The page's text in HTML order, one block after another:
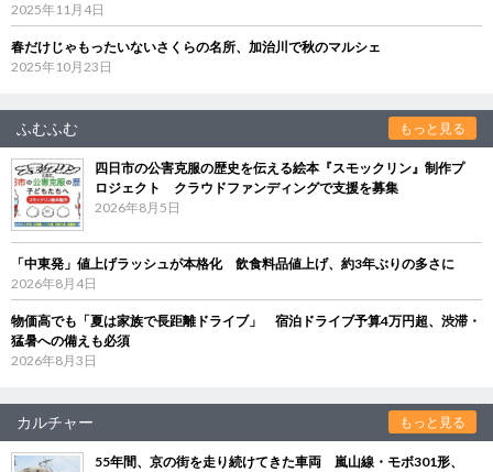
2025年11月4日
春だけじゃもったいないさくらの名所、加治川で秋のマルシェ
2025年10月23日
ふむふむ もっと見る
四日市の公害克服の歴史を伝える絵本『スモックリン』制作プ
ロジェクト クラウドファンディングで支援を募集
2026年8月5日
「中東発」値上げラッシュが本格化 飲食料品値上げ、約3年ぶりの多さに
2026年8月4日
物価高でも「夏は家族で長距離ドライブ」 宿泊ドライブ予算4万円超、渋滞・
猛暑への備えも必須
2026年8月3日
カルチャー もっと見る
55年間、京の街を走り続けてきた車両 嵐山線・モボ301形、